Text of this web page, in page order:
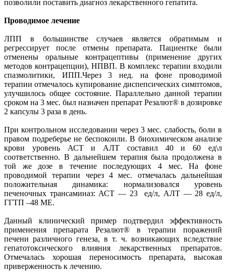
позволили поставить диагноз лекарственного гепатита.
Проводимое лечение
ЛПП в большинстве случаев является обратимым и
регрессирует после отмены препарата. Пациентке были
отменены оральные контрацептивы (применение других
методов контрацепции), НПВП. В комплекс терапии входили
спазмолитики, ИПП.Через 3 нед. на фоне проводимой
терапии отмечалось купирование диспепсических симптомов,
улучшилось общее состояние. Параллельно данной терапии
сроком на 3 мес. был назначен препарат Резалют® в дозировке
2 капсулы 3 раза в день.
При контрольном исследовании через 3 мес. слабость, боли в
правом подреберье не беспокоили. В биохимическом анализе
крови уровень АСТ и АЛТ составил 40 и 60 ед\л
соответственно. В дальнейшем терапия была продолжена в
той же дозе в течение последующих 4 мес. На фоне
проводимой терапии через 4 мес. отмечалась дальнейшая
положительная динамика: нормализовался уровень
печеночных трансаминаз: АСТ — 23 ед/л, АЛТ — 28 ед/л,
ГГТП –48 МЕ.
Данный клинический пример подтвердил эффективность
применения препарата Резалют® в терапии поражений
печени различного генеза, в т. ч. возникающих вследствие
гепатотоксического влияния лекарственных препаратов.
Отмечалась хорошая переносимость препарата, высокая
приверженность к лечению.